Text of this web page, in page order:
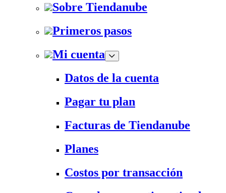
Sobre Tiendanube
Primeros pasos
Mi cuenta
Datos de la cuenta
Pagar tu plan
Facturas de Tiendanube
Planes
Costos por transacción